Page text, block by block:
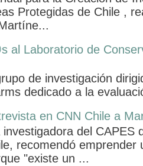
Protegidas de Chile ,
al Laboratorio de
de investigación
dedicado a la
en CNN Chile a
investigadora del CAPES
recomendó emprender
"existe un ...